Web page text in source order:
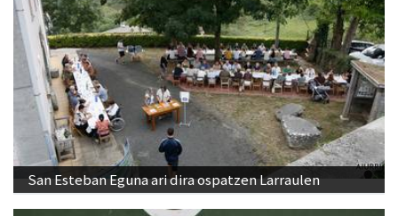
San Esteban Eguna ari dira ospatzen Larraulen